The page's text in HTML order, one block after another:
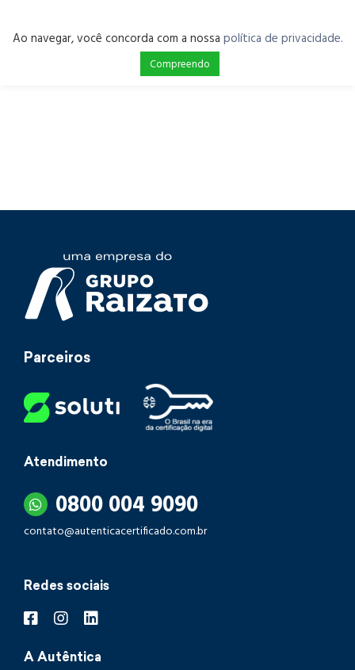
Parceiros
Atendimento
0800 004 9090
contato@autenticacertificado.com.br
Redes sociais
A Autêntica
Ao navegar, você concorda com a nossa política de privacidade.
Compreendo